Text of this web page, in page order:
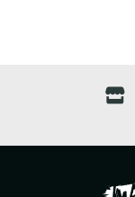
24 horas 7 días a la